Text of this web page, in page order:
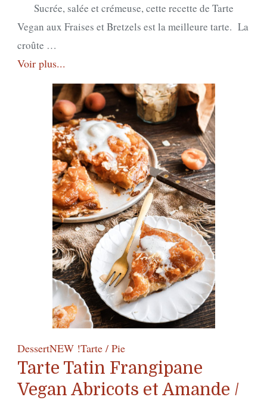
Tarte
Crémeuse
Fraises
Bretzels
/
Vegan
Creamy
Pretzel
&
Strawberry
Tart
Sucrée, salée et crémeuse, cette recette de Tarte
Vegan aux Fraises et Bretzels est la meilleure tarte. La
croûte …
Voir plus...
DessertNEW !Tarte / Pie
Tarte Tatin Frangipane
Vegan Abricots et Amande /